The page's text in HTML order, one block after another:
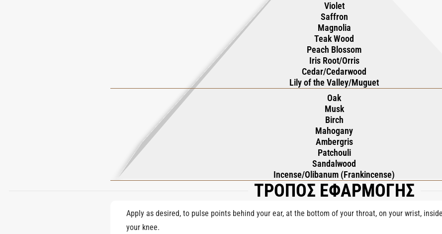
Violet
Saffron
Magnolia
Teak Wood
Peach Blossom
Iris Root/Orris
Cedar/Cedarwood
Lily of the Valley/Muguet
Oak
Musk
Birch
Mahogany
Ambergris
Patchouli
Sandalwood
Incense/Olibanum (Frankincense)
ΤΡΟΠΟΣ ΕΦΑΡΜΟΓΗΣ
Apply as desired, to pulse points behind your ear, at the bottom of your throat, on your wrist,
your knee.